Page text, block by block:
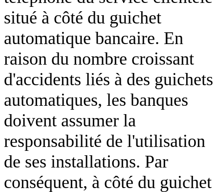
situé à côté du guichet
automatique bancaire. En
raison du nombre croissant
d'accidents liés à des guichets
automatiques, les banques
doivent assumer la
responsabilité de l'utilisation
de ses installations. Par
conséquent, à côté du guichet